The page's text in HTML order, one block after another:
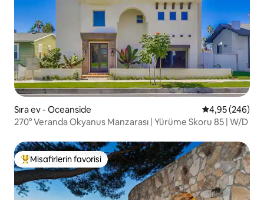
Sıra ev - Oceanside 5 üzerinden
4,95 (246)
270° Veranda Okyanus Manzarası | Yürüme Skoru 85 | W/D
Misafirlerin favorilerinden en beğenilenler arasında
Misafirlerin favorisi